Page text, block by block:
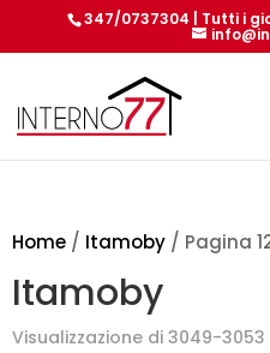
347/0737304 | Tutti i
Home / Itamoby / Pagina
Itamoby
Visualizzazione di 3049-